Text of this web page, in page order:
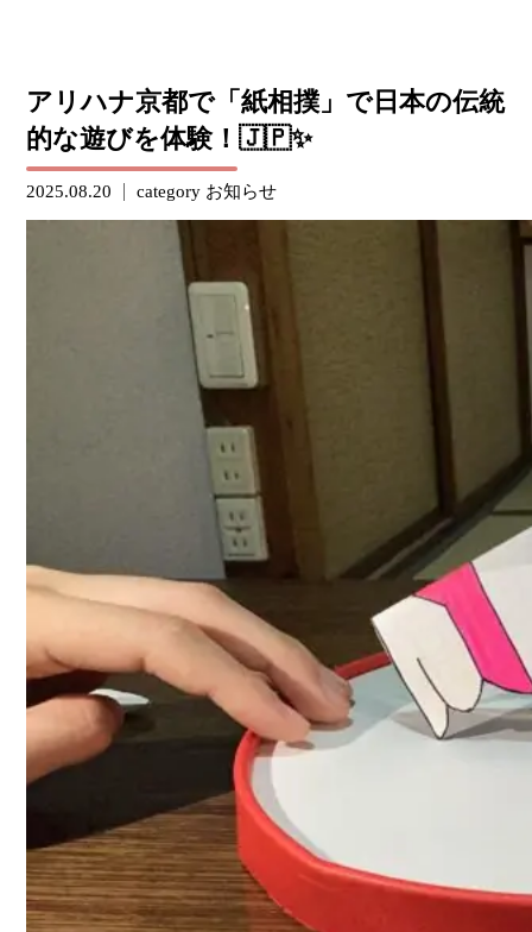
アリハナ京都で「紙相撲」で日本の伝統
的な遊びを体験！🇯🇵✨
2025.08.20 category お知らせ